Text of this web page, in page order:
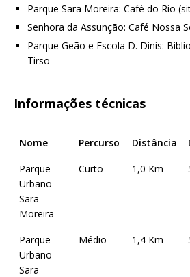
Parque Sara Moreira: Café do Rio
Senhora da Assunção: Café Nossa
Parque Geão e Escola D. Dinis:
Tirso
Informações técnicas
Nome Percurso Distância
Parque
Urbano
Sara
Moreira
Curto 1,0 Km
Parque
Urbano
Sara
Médio 1,4 Km